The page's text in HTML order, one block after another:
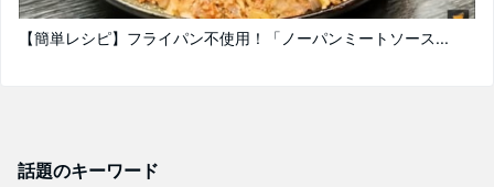
【簡単レシピ】フライパン不使用！「ノーパンミートソース...
話題のキーワード